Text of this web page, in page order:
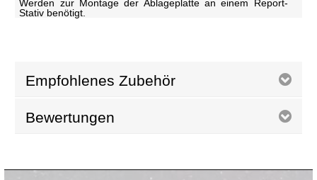
Werden zur Montage der Ablageplatte an einem Report-
Stativ benötigt.
Empfohlenes Zubehör
Bewertungen